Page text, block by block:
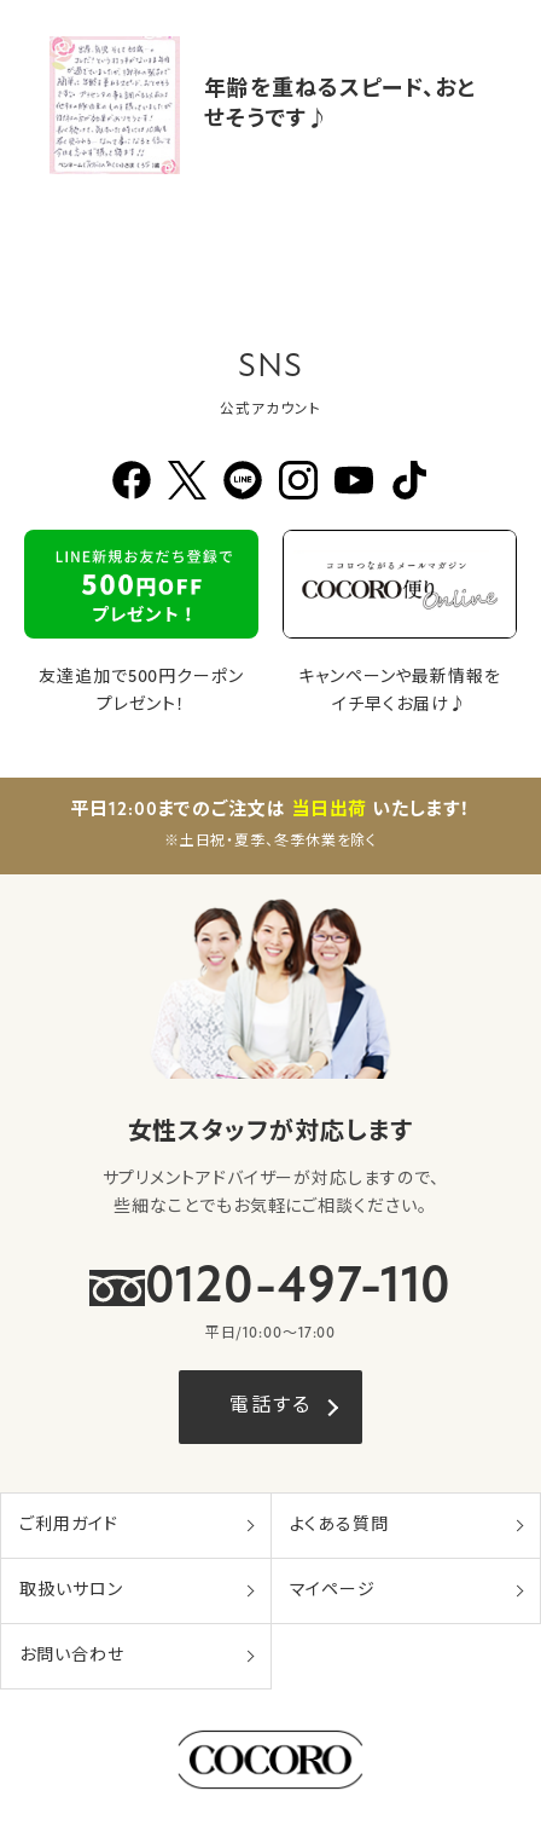
年齢を重ねるスピード、おと
せそうです♪
SNS
公式アカウント
友達追加で500円クーポン
プレゼント！
キャンペーンや最新情報を
イチ早くお届け♪
平日12:00までのご注文は 当日出荷 いたします！
※土日祝・夏季、冬季休業を除く
女性スタッフが対応します
サプリメントアドバイザーが対応しますので、
些細なことでもお気軽にご相談ください。
0120-497-110
平日/10:00〜17:00
電話する
ご利用ガイド よくある質問
取扱いサロン マイページ
お問い合わせ